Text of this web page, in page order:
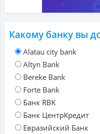
Какому банку вы
Alatau city bank
Altyn Bank
Bereke Bank
Forte Bank
Банк RBK
Банк ЦентрКредит
Евразийский Банк